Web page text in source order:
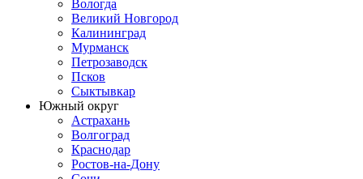
Вологда
Великий Новгород
Калининград
Мурманск
Петрозаводск
Псков
Сыктывкар
Южный округ
Астрахань
Волгоград
Краснодар
Ростов-на-Дону